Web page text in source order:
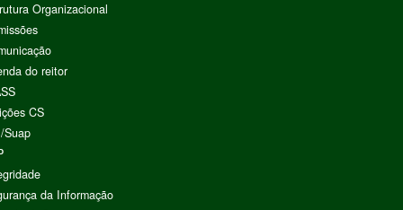
Organizacional
do reitor
CS
Suap
da Informação